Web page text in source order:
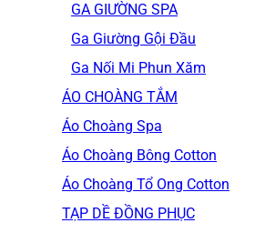
GA GIƯỜNG SPA
Ga Giường Gội Đầu
Ga Nối Mi Phun Xăm
ÁO CHOÀNG TẮM
Áo Choàng Spa
Áo Choàng Bông Cotton
Áo Choàng Tổ Ong Cotton
TẠP DỀ ĐỒNG PHỤC